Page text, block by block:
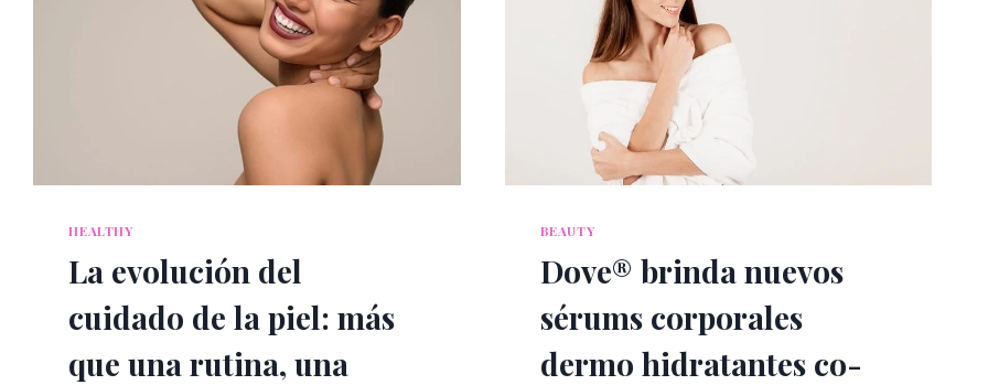
HEALTHY
La evolución del
cuidado de la piel: más
que una rutina, una
BEAUTY
Dove® brinda nuevos
sérums corporales
dermo hidratantes co-